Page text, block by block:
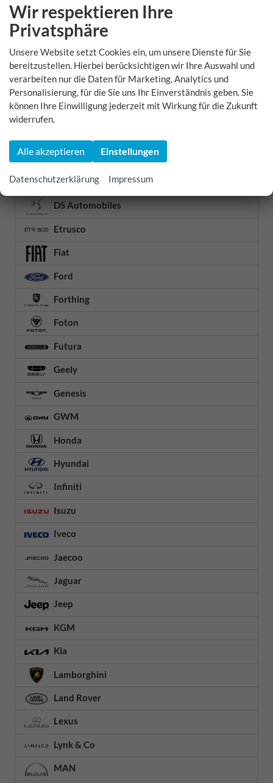
X6 M60
X7
BYD
Chevrolet
Citroën
Dacia
DFSK
DS Automobiles
Etrusco
Fiat
Ford
Forthing
Foton
Futura
Geely
Genesis
GWM
Honda
Hyundai
Infiniti
Isuzu
Iveco
Jaecoo
Jaguar
Jeep
KGM
Kia
Lamborghini
Land Rover
Lexus
Lynk & Co
MAN
Wir respektieren Ihre
Privatsphäre
Unsere Website setzt Cookies ein, um unsere Dienste für Sie
bereitzustellen. Hierbei berücksichtigen wir Ihre Auswahl und
verarbeiten nur die Daten für Marketing, Analytics und
Personalisierung, für die Sie uns Ihr Einverständnis geben. Sie
können Ihre Einwilligung jederzeit mit Wirkung für die Zukunft
widerrufen.
Alle akzeptieren Einstellungen
Datenschutzerklärung Impressum